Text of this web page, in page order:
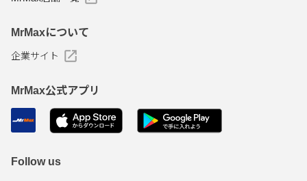
MrMaxについて
企業サイト
MrMax公式アプリ
Follow us